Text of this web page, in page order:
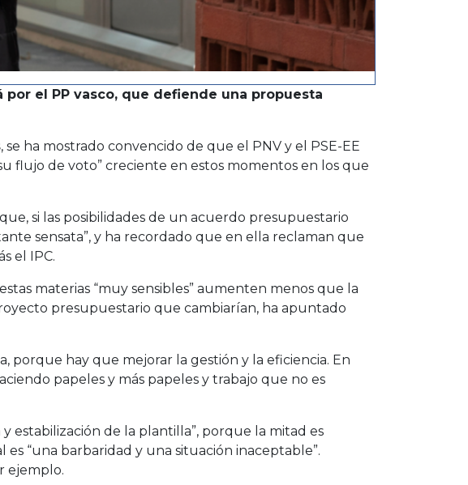
el PP vasco, que defiende una propuesta
, se ha mostrado convencido de que el PNV y el PSE-EE
flujo de voto” creciente en estos momentos en los que
si las posibilidades de un acuerdo presupuestario
sensata”, y ha recordado que en ella reclaman que
el IPC.
materias “muy sensibles” aumenten menos que la
presupuestario que cambiarían, ha apuntado
porque hay que mejorar la gestión y la eficiencia. En
papeles y más papeles y trabajo que no es
estabilización de la plantilla”, porque la mitad es
“una barbaridad y una situación inaceptable”.
ejemplo.